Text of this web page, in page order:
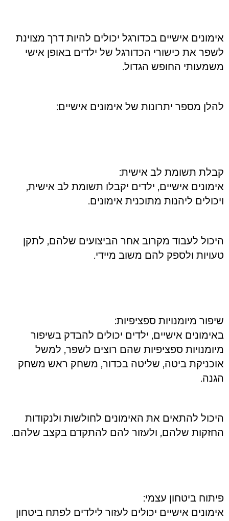
השארת משוב
הצהרת נגישות
אימונים אישיים בכדורגל יכולים להיות דרך מצוינת
לשפר את כישורי הכדורגל של ילדים באופן אישי
משמעותי החופש הגדול.
להלן מספר יתרונות של אימונים אישיים:
קבלת תשומת לב אישית:
אימונים אישיים, ילדים יקבלו תשומת לב אישית,
ויכולים ליהנות מתוכנית אימונים.
היכול לעבוד מקרוב אחר הביצועים שלהם, לתקן
טעויות ולספק להם משוב מיידי.
שיפור מיומנויות ספציפיות:
באימונים אישיים, ילדים יכולים להבדק בשיפור
מיומנויות ספציפיות שהם רוצים לשפר, למשל
אוכניקת ביטה, שליטה בכדור, משחק ראש משחק
הגנה.
היכול להתאים את האימונים לחולשות ולנקודות
החזקות שלהם, ולעזור להם להתקדם בקצב שלהם.
פיתוח ביטחון עצמי:
אימונים אישיים יכולים לעזור לילדים לפתח ביטחון